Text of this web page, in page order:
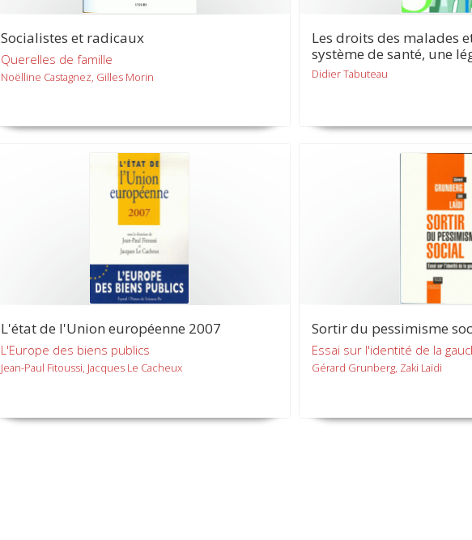
Socialistes et radicaux
Querelles de famille
Noëlline Castagnez, Gilles Morin
Les droits des malades
système de santé, une
Didier Tabuteau
L'état de l'Union européenne 2007
L'Europe des biens publics
Jean-Paul Fitoussi, Jacques Le Cacheux
Sortir du pessimisme
Essai sur l'identité de la
Gérard Grunberg, Zaki Laïdi